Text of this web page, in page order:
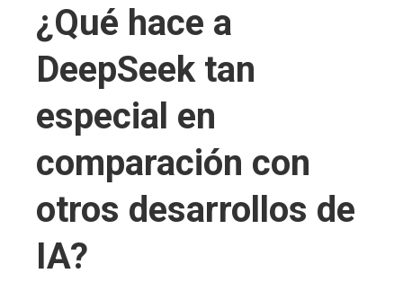
¿Qué hace a
DeepSeek tan
especial en
comparación con
otros desarrollos de
IA?